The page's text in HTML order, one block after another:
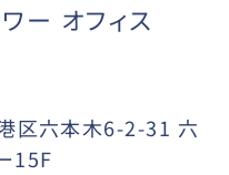
ー オフィス
区六本木6-2-31 六
15F